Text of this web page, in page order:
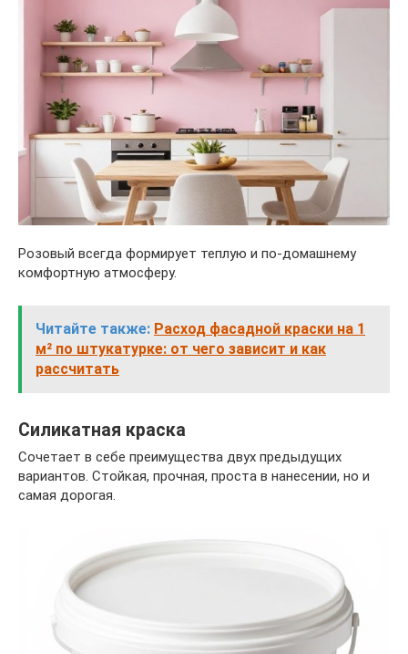
Розовый всегда формирует теплую и по-домашнему
комфортную атмосферу.
Читайте также: Расход фасадной краски на 1
м² по штукатурке: от чего зависит и как
рассчитать
Силикатная краска
Сочетает в себе преимущества двух предыдущих
вариантов. Стойкая, прочная, проста в нанесении, но и
самая дорогая.